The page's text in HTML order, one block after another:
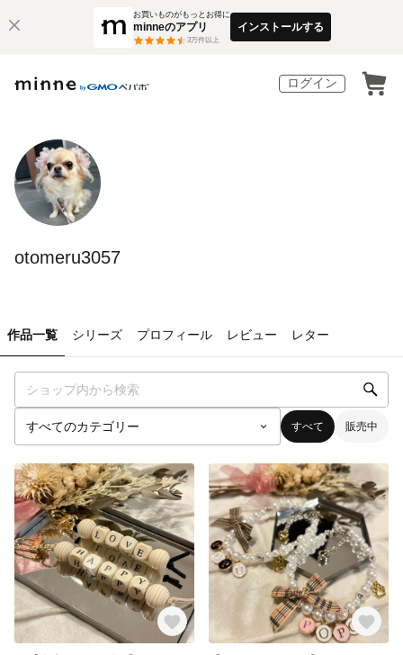
お買いものがもっとお得に
minneのアプリ
3万件以上
インストールする
ログイン
otomeru3057
作品一覧 シリーズ プロフィール レビュー レター
すべて 販売中